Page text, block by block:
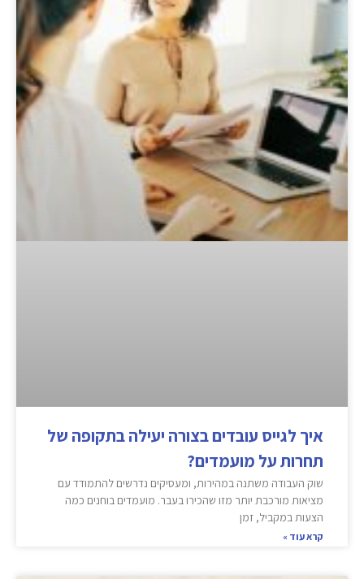
איך לגייס עובדים בצורה יעילה בתקופה של
תחרות על מועמדים?
שוק העבודה משתנה במהירות, ומעסיקים נדרשים להתמודד עם
מציאות מורכבת יותר מזו שהכירו בעבר. מועמדים בוחנים כמה
הצעות במקביל, זמן
קרא עוד »